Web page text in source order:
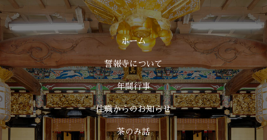
ホーム
誓報寺について
年間行事
住職からのお知らせ
茶のみ話